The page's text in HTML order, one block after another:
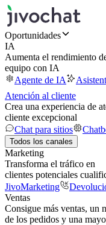
Oportunidades
IA
Aumenta el rendimiento
equipo con IA
Agente de IA
Atención al cliente
Crea una experiencia de
cliente excepcional
Chat para sitios
Todos los canales
Marketing
Transforma el tráfico en
clientes potenciales
JivoMarketing
Ventas
Consigue más ventas, un
de los pedidos y una